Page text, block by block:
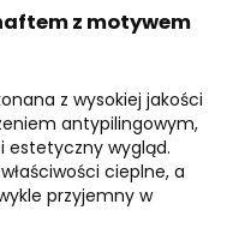
z motywem
z wysokiej jakości
antypilingowym,
estetyczny wygląd.
cieplne, a
przyjemny w